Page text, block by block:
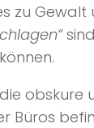
obskure